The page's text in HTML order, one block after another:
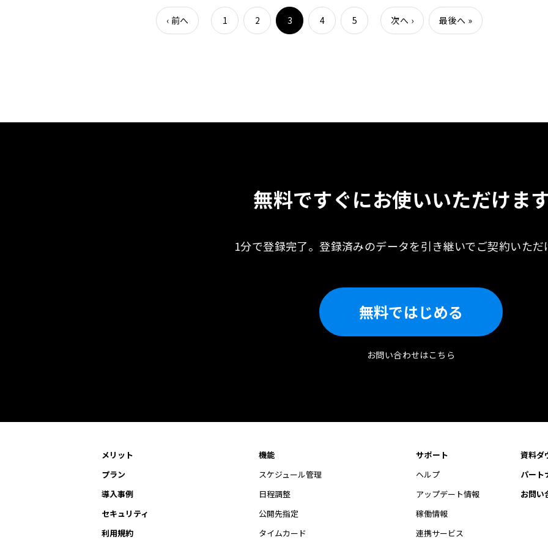
‹ 前へ 1 2 3 4 5 次へ › 最後へ »
無料ですぐにお使いいただけます
1分で登録完了。登録済みのデータを引き継いでご契約いただ
無料ではじめる
お問い合わせはこちら
メリット
プラン
導入事例
セキュリティ
利用規約
機能
スケジュール管理
日程調整
公開先指定
タイムカード
サポート
ヘルプ
アップデート情報
稼働情報
連携サービス
資料ダ
パート
お問い